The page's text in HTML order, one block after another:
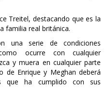
Treitel, destacando que es la
familia real británica.
una serie de condiciones
ocurre con cualquier
y muera en cualquier parte
Enrique y Meghan deberá
ha cumplido con sus